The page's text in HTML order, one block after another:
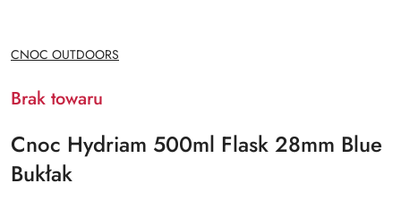
NAZWA
PRODUCENTA:
CNOC OUTDOORS
Brak towaru
Cnoc Hydriam 500ml Flask 28mm Blue
Bukłak